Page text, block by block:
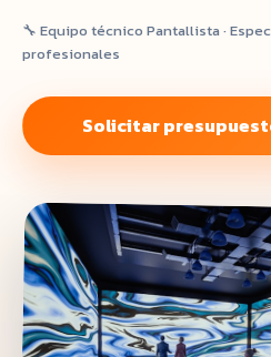
🔧 Equipo técnico Pantallista ·
profesionales
Solicitar